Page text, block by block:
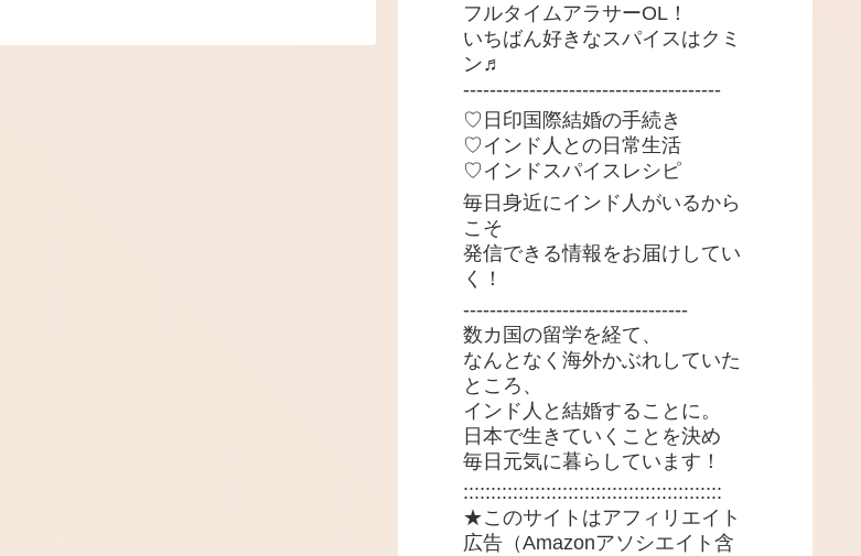
フルタイムアラサーOL！
いちばん好きなスパイスはクミ
ン♬
---------------------------------------
♡日印国際結婚の手続き
♡インド人との日常生活
♡インドスパイスレシピ
毎日身近にインド人がいるから
こそ
発信できる情報をお届けしてい
く！
----------------------------------
数カ国の留学を経て、
なんとなく海外かぶれしていた
ところ、
インド人と結婚することに。
日本で生きていくことを決め
毎日元気に暮らしています！
:::::::::::::::::::::::::::::::::::::::::::::::
★このサイトはアフィリエイト
広告（Amazonアソシエイト含